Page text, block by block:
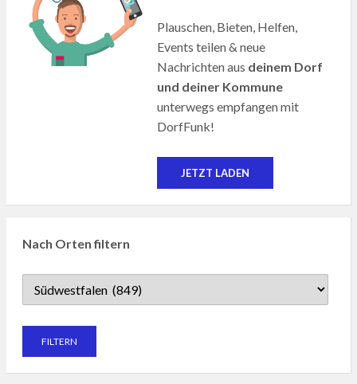
Plauschen, Bieten, Helfen,
Events teilen & neue
Nachrichten aus deinem Dorf
und deiner Kommune
unterwegs empfangen mit
DorfFunk!
JETZT LADEN
Nach Orten filtern